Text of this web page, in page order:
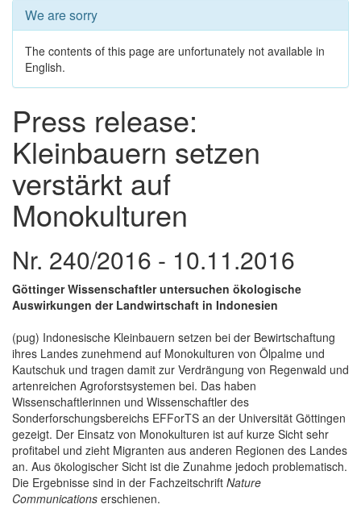
We are sorry
The contents of this page are unfortunately not available in
English.
Press release:
Kleinbauern setzen
verstärkt auf
Monokulturen
Nr. 240/2016 - 10.11.2016
Göttinger Wissenschaftler untersuchen ökologische
Auswirkungen der Landwirtschaft in Indonesien
(pug) Indonesische Kleinbauern setzen bei der Bewirtschaftung
ihres Landes zunehmend auf Monokulturen von Ölpalme und
Kautschuk und tragen damit zur Verdrängung von Regenwald und
artenreichen Agroforstsystemen bei. Das haben
Wissenschaftlerinnen und Wissenschaftler des
Sonderforschungsbereichs EFForTS an der Universität Göttingen
gezeigt. Der Einsatz von Monokulturen ist auf kurze Sicht sehr
profitabel und zieht Migranten aus anderen Regionen des Landes
an. Aus ökologischer Sicht ist die Zunahme jedoch problematisch.
Die Ergebnisse sind in der Fachzeitschrift Nature
Communications erschienen.